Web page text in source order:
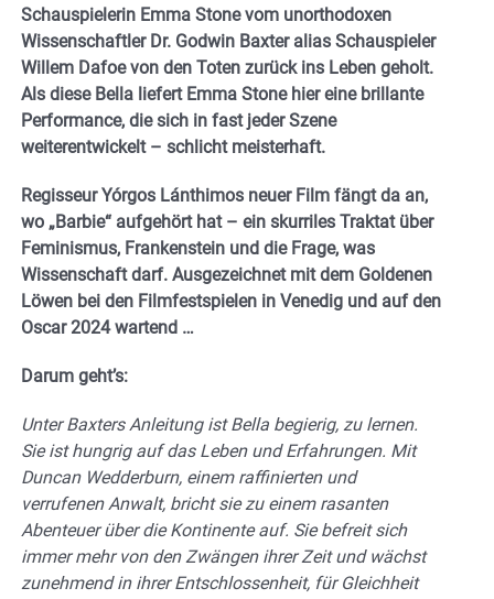
Schauspielerin Emma Stone vom unorthodoxen
Wissenschaftler Dr. Godwin Baxter alias Schauspieler
Willem Dafoe von den Toten zurück ins Leben geholt.
Als diese Bella liefert Emma Stone hier eine brillante
Performance, die sich in fast jeder Szene
weiterentwickelt – schlicht meisterhaft.
Regisseur Yórgos Lánthimos neuer Film fängt da an,
wo „Barbie“ aufgehört hat – ein skurriles Traktat über
Feminismus, Frankenstein und die Frage, was
Wissenschaft darf. Ausgezeichnet mit dem Goldenen
Löwen bei den Filmfestspielen in Venedig und auf den
Oscar 2024 wartend …
Darum geht’s:
Unter Baxters Anleitung ist Bella begierig, zu lernen.
Sie ist hungrig auf das Leben und Erfahrungen. Mit
Duncan Wedderburn, einem raffinierten und
verrufenen Anwalt, bricht sie zu einem rasanten
Abenteuer über die Kontinente auf. Sie befreit sich
immer mehr von den Zwängen ihrer Zeit und wächst
zunehmend in ihrer Entschlossenheit, für Gleichheit